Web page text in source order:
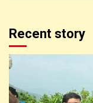
Recent story